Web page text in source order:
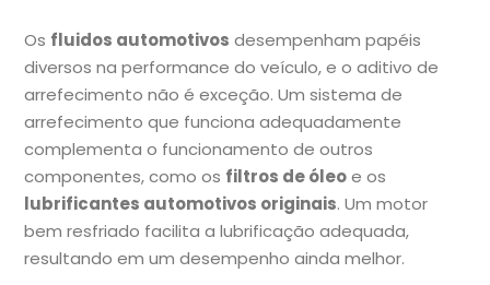
Os fluidos automotivos desempenham papéis
diversos na performance do veículo, e o aditivo de
arrefecimento não é exceção. Um sistema de
arrefecimento que funciona adequadamente
complementa o funcionamento de outros
componentes, como os filtros de óleoe os
lubrificantes automotivos originais. Um motor
bem resfriado facilita a lubrificação adequada,
resultando em um desempenho ainda melhor.